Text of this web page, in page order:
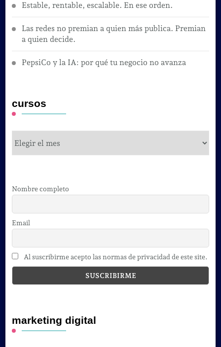
Estable, rentable, escalable. En ese orden.
Las redes no premian a quien más publica. Premian
a quien decide.
PepsiCo y la IA: por qué tu negocio no avanza
cursos
Nombre completo
Email
Al suscribirme acepto las normas de privacidad de este site.
marketing digital